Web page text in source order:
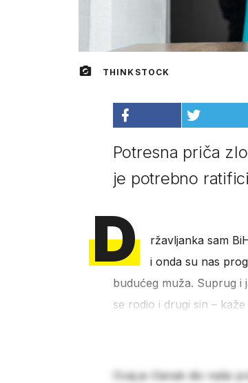
THINKSTOCK
Potresna priča
je potrebno
D
ržavljanka sam
i onda su nas
budućeg muža. Suprug i
se rodio i drugi sin – kaže
Ovaj je članak dio naše